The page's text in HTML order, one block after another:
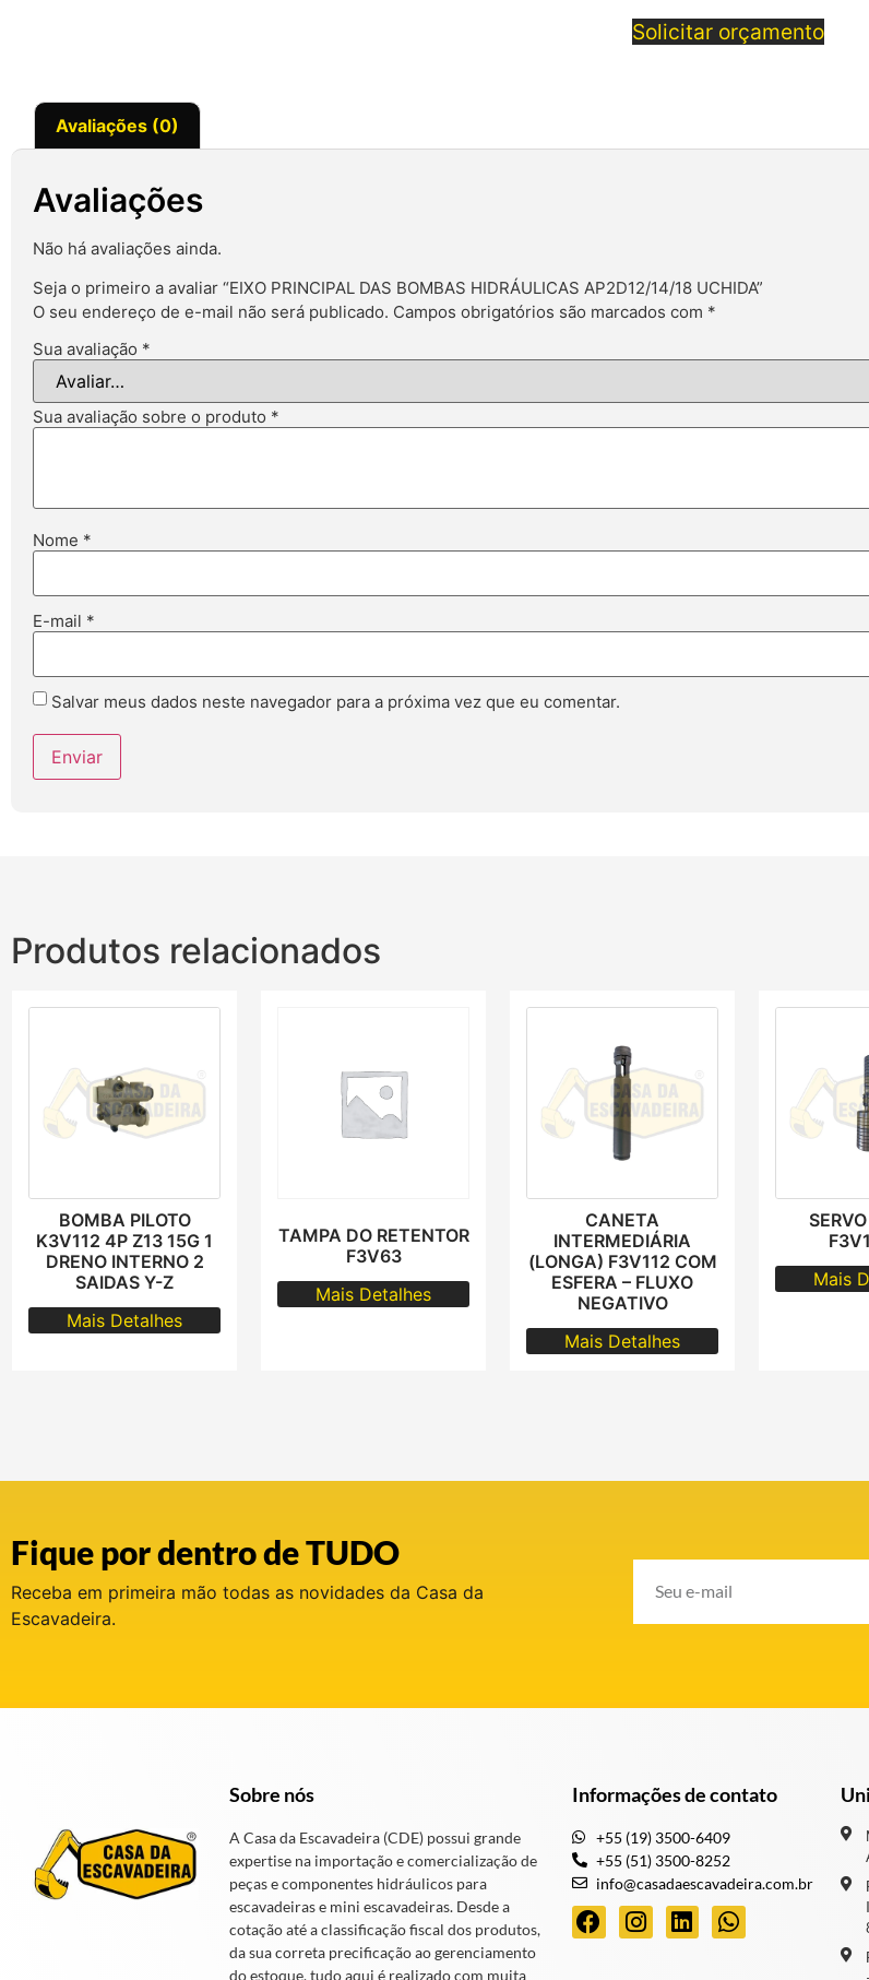
Solicitar orçamento
Avaliações (0)
Avaliações
Não há avaliações ainda.
Seja o primeiro a avaliar “EIXO PRINCIPAL DAS BOMBAS HIDRÁULICAS AP2D12/14/18 UCHIDA”
O seu endereço de e-mail não será publicado. Campos obrigatórios são marcados com *
Sua avaliação *
Sua avaliação sobre o produto *
Nome *
E-mail *
Salvar meus dados neste navegador para a próxima vez que eu comentar.
Produtos relacionados
BOMBA PILOTO
K3V112 4P Z13 15G 1
DRENO INTERNO 2
SAIDAS Y-Z
Mais Detalhes
TAMPA DO RETENTOR
F3V63
Mais Detalhes
CANETA
INTERMEDIÁRIA
(LONGA) F3V112 COM
ESFERA – FLUXO
NEGATIVO
Mais Detalhes
Mais
Fique por dentro de TUDO
Receba em primeira mão todas as novidades da Casa da
Escavadeira.
Sobre nós
A Casa da Escavadeira (CDE) possui grande
expertise na importação e comercialização de
peças e componentes hidráulicos para
escavadeiras e mini escavadeiras. Desde a
cotação até a classificação fiscal dos produtos,
da sua correta precificação ao gerenciamento
do estoque, tudo aqui é realizado com muita
Informações de contato
+55 (19) 3500-6409
+55 (51) 3500-8252
info@casadaescavadeira.com.br